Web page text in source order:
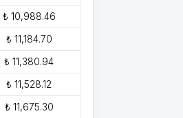
₺ 10,988.46
₺ 11,184.70
₺ 11,380.94
₺ 11,528.12
₺ 11,675.30